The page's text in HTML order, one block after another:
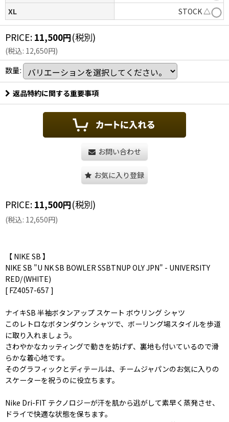
XL
STOCK △
PRICE: 11,500円(税別)
(税込: 12,650円)
数量:
返品特約に関する重要事項
お問い合わせ
お気に入り登録
PRICE: 11,500円(税別)
(税込: 12,650円)
【 NIKE SB 】
NIKE SB "U NK SB BOWLER SSBTNUP OLY JPN" - UNIVERSITY
RED/(WHITE)
[ FZ4057-657 ]
ナイキSB 半袖ボタンアップ スケート ボウリング シャツ
このレトロなボタンダウン シャツで、ボーリング場スタイルを歩道
に取り入れましょう。
さわやかなカッティングで動きを妨げず、裏地も付いているので滑
らかな着心地です。
そのグラフィックとディテールは、チームジャパンのお気に入りの
スケーターを祝うのに役立ちます。
Nike Dri-FIT テクノロジーが汗を肌から逃がして素早く蒸発させ、
ドライで快適な状態を保ちます。